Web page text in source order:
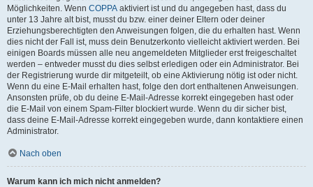
Möglichkeiten. Wenn COPPA aktiviert ist und du angegeben hast, dass du
unter 13 Jahre alt bist, musst du bzw. einer deiner Eltern oder deiner
Erziehungsberechtigten den Anweisungen folgen, die du erhalten hast. Wenn
dies nicht der Fall ist, muss dein Benutzerkonto vielleicht aktiviert werden. Bei
einigen Boards müssen alle neu angemeldeten Mitglieder erst freigeschaltet
werden – entweder musst du dies selbst erledigen oder ein Administrator. Bei
der Registrierung wurde dir mitgeteilt, ob eine Aktivierung nötig ist oder nicht.
Wenn du eine E-Mail erhalten hast, folge den dort enthaltenen Anweisungen.
Ansonsten prüfe, ob du deine E-Mail-Adresse korrekt eingegeben hast oder
die E-Mail von einem Spam-Filter blockiert wurde. Wenn du dir sicher bist,
dass deine E-Mail-Adresse korrekt eingegeben wurde, dann kontaktiere einen
Administrator.
Nach oben
Warum kann ich mich nicht anmelden?